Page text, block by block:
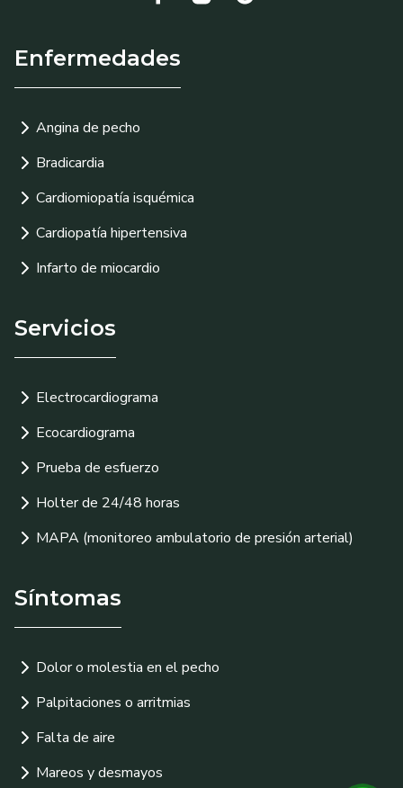
Enfermedades
Angina de pecho
Bradicardia
Cardiomiopatía isquémica
Cardiopatía hipertensiva
Infarto de miocardio
Servicios
Electrocardiograma
Ecocardiograma
Prueba de esfuerzo
Holter de 24/48 horas
MAPA (monitoreo ambulatorio de presión arterial)
Síntomas
Dolor o molestia en el pecho
Palpitaciones o arritmias
Falta de aire
Mareos y desmayos